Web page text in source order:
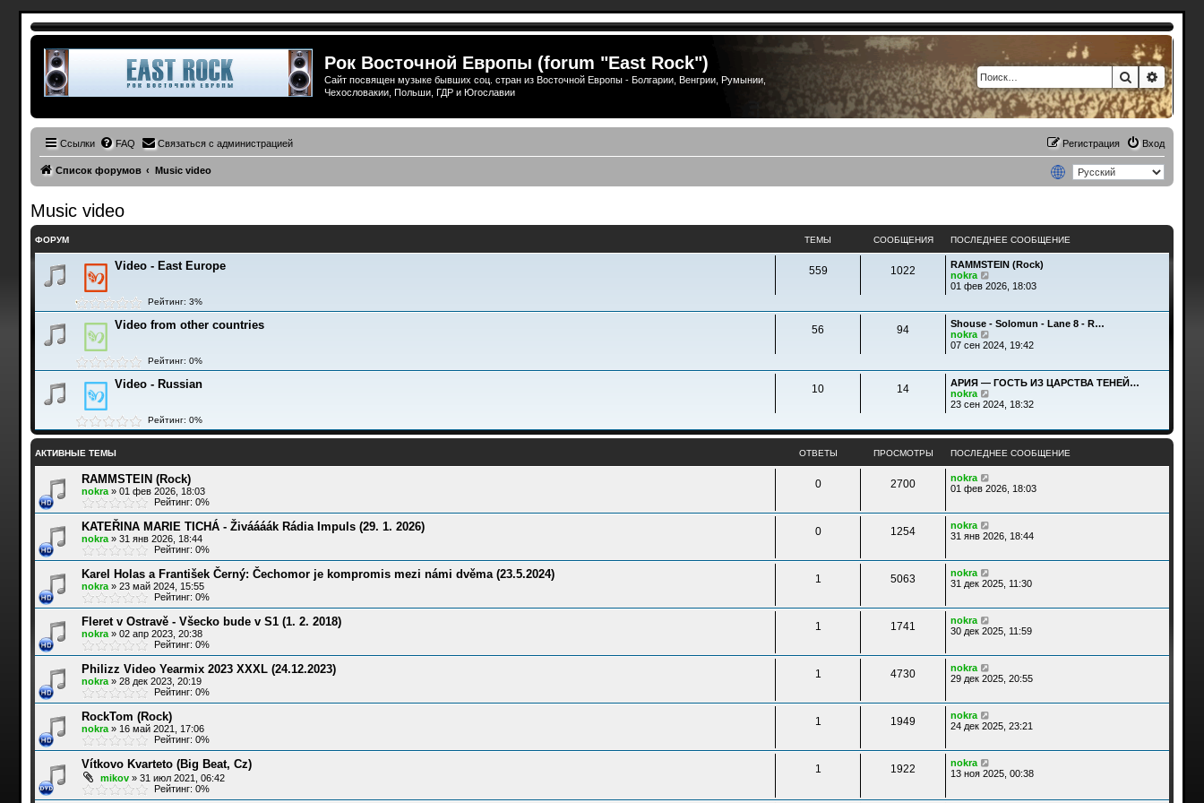
Рок Восточной Европы (forum "East Rock")
Сайт посвящен музыке бывших соц. стран из Восточной Европы - Болгарии, Венгрии, Румынии,
Чехословакии, Польши, ГДР и Югославии
Поиск
Ссылки FAQ Связаться с администрацией Вход
Регистрация
Список форумов Music video
Music video
ФОРУМ ТЕМЫ СООБЩЕНИЯ ПОСЛЕДНЕЕ СООБЩЕНИЕ
Video - East Europe 559 1022
RAMMSTEIN (Rock)
nokra
е
т
к
о
с
е
е
у
с
о
щ
н
и
01 фев 2026, 18:03
Рейтинг: 3%
Video from other countries 56 94
Shouse - Solomun - Lane 8 - R…
nokra
е
т
к
о
с
л
н
е
у
о
б
е
07 сен 2024, 19:42
Рейтинг: 0%
Video - Russian 10 14
АРИЯ — ГОСТЬ ИЗ ЦАРСТВА ТЕНЕЙ…
nokra
е
й
и
к
о
л
д
н
м
с
о
щ
23 сен 2024, 18:32
Рейтинг: 0%
АКТИВНЫЕ ТЕМЫ ОТВЕТЫ ПРОСМОТРЫ ПОСЛЕДНЕЕ СООБЩЕНИЕ
RAMMSTEIN (Rock)
nokra» 01 фев 2026, 18:03
Рейтинг: 0%
0 2700
nokra
01 фев 2026, 18:03
KATEŘINA MARIE TICHÁ - Živáááák Rádia Impuls (29. 1. 2026)
nokra» 31 янв 2026, 18:44
Рейтинг: 0%
0 1254
nokra
31 янв 2026, 18:44
Karel Holas a František Černý: Čechomor je kompromis mezi námi dvěma (23.5.2024)
nokra» 23 май 2024, 15:55
Рейтинг: 0%
1 5063
nokra
31 дек 2025, 11:30
Fleret v Ostravě - Všecko bude v S1 (1. 2. 2018)
nokra» 02 апр 2023, 20:38
Рейтинг: 0%
1 1741
nokra
30 дек 2025, 11:59
Philizz Video Yearmix 2023 XXXL (24.12.2023)
nokra» 28 дек 2023, 20:19
Рейтинг: 0%
1 4730
nokra
29 дек 2025, 20:55
RockTom (Rock)
nokra» 16 май 2021, 17:06
Рейтинг: 0%
1 1949
nokra
24 дек 2025, 23:21
Vítkovo Kvarteto (Big Beat, Cz)
mikov» 31 июл 2021, 06:42
Рейтинг: 0%
1 1922
nokra
13 ноя 2025, 00:38